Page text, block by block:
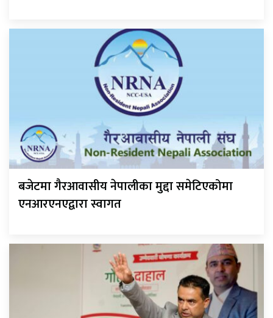
बजेटमा गैरआवासीय नेपालीका मुद्दा समेटिएकोमा
एनआरएनएद्वारा स्वागत